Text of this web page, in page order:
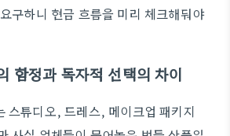
구하니 현금 흐름을 미리 체크해둬야
함정과 독자적 선택의 차이
스튜디오, 드레스, 메이크업 패키지